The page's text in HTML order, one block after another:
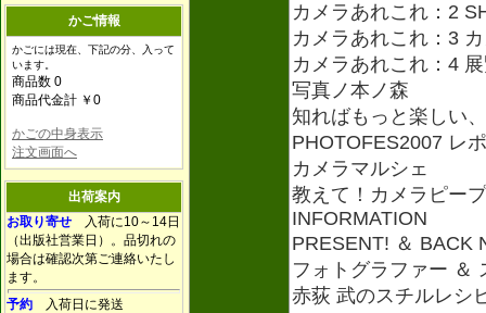
かご情報
かごには現在、下記の分、入って
います。
商品数 0
商品代金計 ￥0
かごの中身表示
注文画面へ
出荷案内
お取り寄せ 入荷に10～14日
（出版社営業日）。品切れの
場合は確認次第ご連絡いたし
ます。
予約 入荷日に発送
カメラあれこれ：2
カメラあれこれ：3
カメラあれこれ：4
写真ノ本ノ森
知ればもっと楽しい
PHOTOFES2007 レ
カメラマルシェ
教えて！カメラピー
INFORMATION
PRESENT! ＆ BACK
フォトグラファー ＆
赤荻 武のスチルレシ